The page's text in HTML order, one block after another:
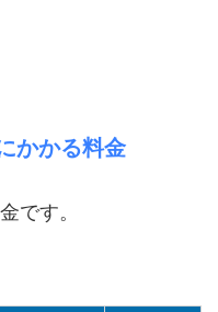
かかる料金
です。